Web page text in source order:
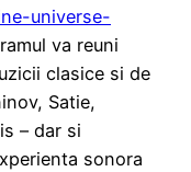
universe-
va reuni
clasice si de
Satie,
– dar si
sonora